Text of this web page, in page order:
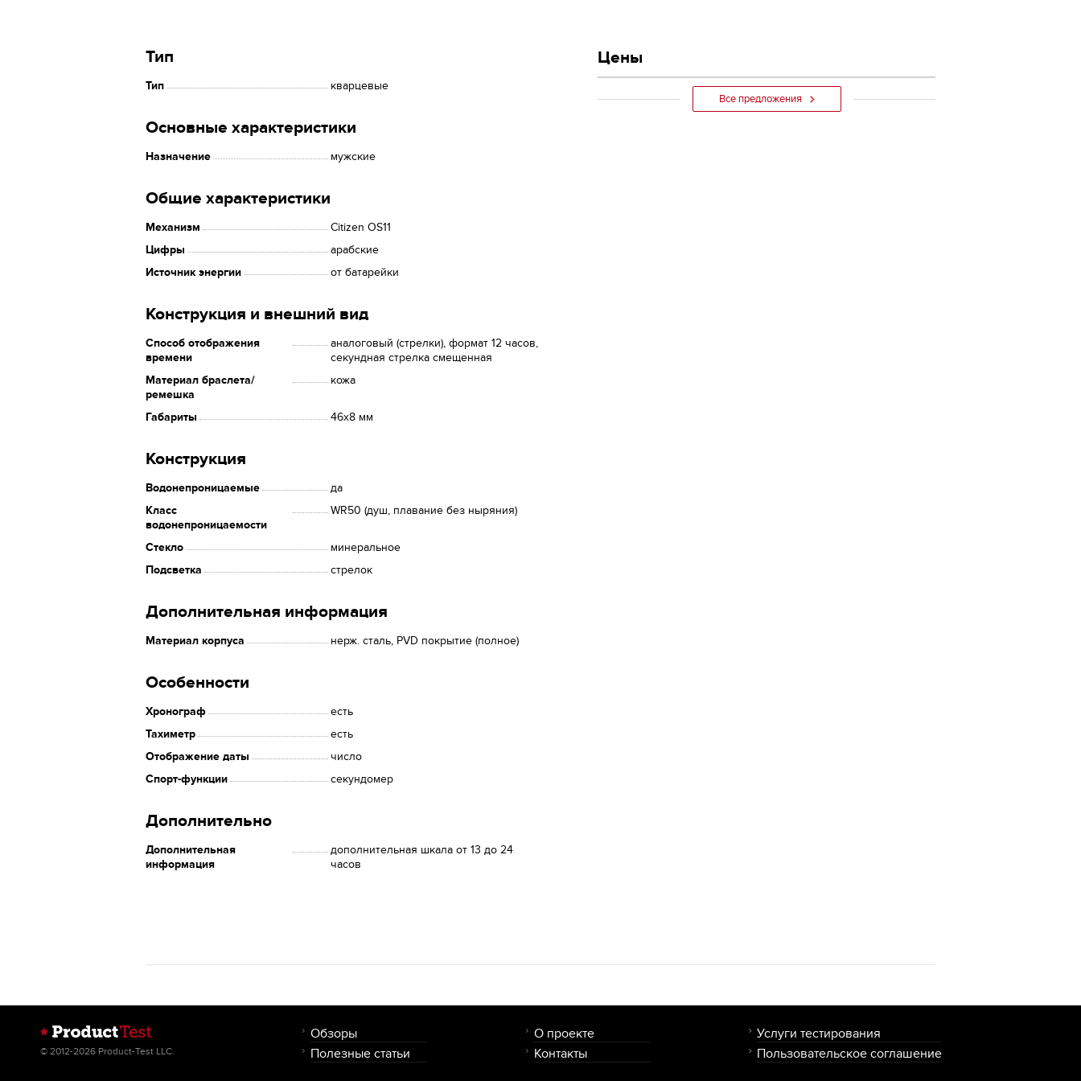
Тип
Тип кварцевые
Основные характеристики
Назначение мужские
Общие характеристики
Механизм
Citizen OS11
Цифры
арабские
Источник энергии
от батарейки
Конструкция и внешний вид
Способ отображения
времени
аналоговый (стрелки), формат 12 часов,
секундная стрелка смещенная
Материал браслета/
ремешка
кожа
Габариты 46x8 мм
Конструкция
Водонепроницаемые
да
Класс
водонепроницаемости
WR50 (душ, плавание без ныряния)
Стекло
минеральное
Подсветка
стрелок
Дополнительная информация
Материал корпуса нерж. сталь, PVD покрытие (полное)
Особенности
Хронограф
есть
Тахиметр
есть
Отображение даты
число
Спорт-функции
секундомер
Дополнительно
Дополнительная
информация
дополнительная шкала от 13 до 24
часов
Цены
Все предложения
© 2012-2026 Product-Test LLC.
Обзоры
Полезные статьи
О проекте
Контакты
Услуги тестирования
Пользовательское соглашение